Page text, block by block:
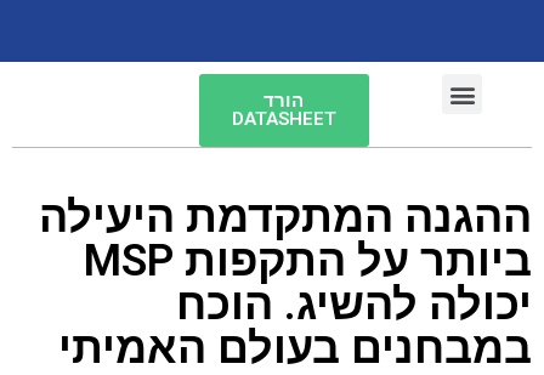
הורד
DATASHEET
ההגנה המתקדמת היעילה
ביותר על התקפות MSP
יכולה להשיג. הוכח
במבחנים בעולם האמיתי